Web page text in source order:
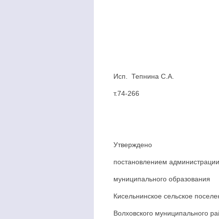
Исп. Тепнина С.А.
т.74-266
Утверждено
постановлением администрации
муниципального образования
Кисельнинское сельское
Волховского муниципального